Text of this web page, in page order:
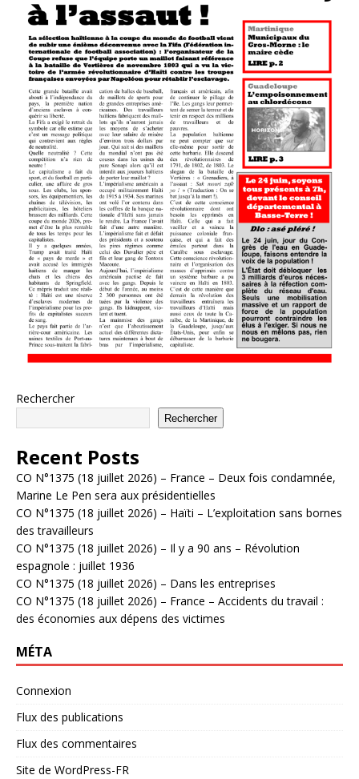
Rechercher
Rechercher
Recent Posts
CO N°1375 (18 juillet 2026) – France – Deux fois condamnée,
Marine Le Pen sera aux présidentielles
CO N°1375 (18 juillet 2026) – Haïti – L’exploitation sans bornes
des travailleurs
CO N°1375 (18 juillet 2026) – Il y a 90 ans – Révolution
espagnole : juillet 1936
CO N°1375 (18 juillet 2026) – Dans les entreprises
CO N°1375 (18 juillet 2026) – France – Accidents du travail :
des économies aux dépens des victimes
MÉTA
Connexion
Flux des publications
Flux des commentaires
Site de WordPress-FR